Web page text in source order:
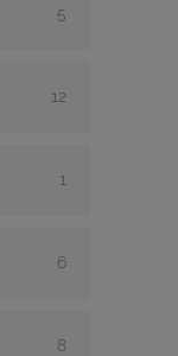
5
12
1
6
8